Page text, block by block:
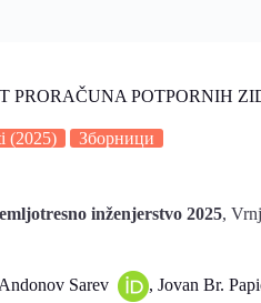
PRORAČUNA POTPORNIH
(2025) Зборници
inženjerstvo 2025,
Sarev , Jovan Br.